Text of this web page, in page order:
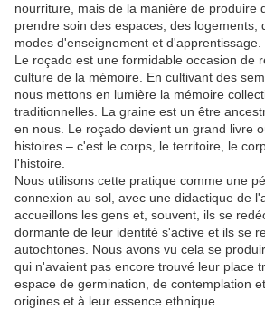
nourriture, mais de la manière de produire
prendre soin des espaces, des logements,
modes d'enseignement et d'apprentissage.
Le roçado est une formidable occasion de
culture de la mémoire. En cultivant des
nous mettons en lumière la mémoire
traditionnelles. La graine est un être
en nous. Le roçado devient un grand livre
histoires – c'est le corps, le territoire, le
l'histoire.
Nous utilisons cette pratique comme une
connexion au sol, avec une didactique de
accueillons les gens et, souvent, ils se
dormante de leur identité s'active et ils se
autochtones. Nous avons vu cela se
qui n'avaient pas encore trouvé leur place
espace de germination, de contemplation
origines et à leur essence ethnique.